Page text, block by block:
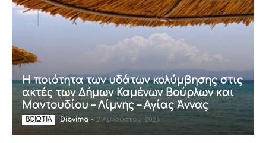
Η ποιότητα των υδάτων κολύμβησης στις
ακτές των Δήμων Καμένων Βούρλων και
Μαντουδίου – Λίμνης – Αγίας Άννας
ΒΟΙΩΤΙΑ Diavima - 2 Αυγούστου, 2026